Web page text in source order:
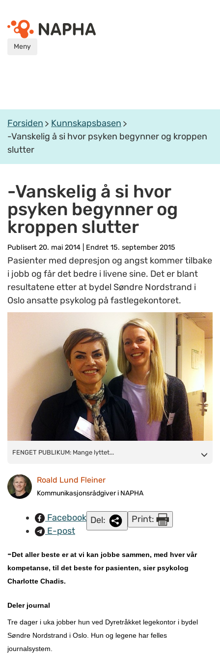
Meny
Forsiden
Kunnskapsbasen
-Vanskelig å si hvor psyken begynner og kroppen
slutter
-Vanskelig å si hvor
psyken begynner og
kroppen slutter
Publisert 20. mai 2014 Endret 15. september 2015
Pasienter med depresjon og angst kommer tilbake
i jobb og får det bedre i livene sine. Det er blant
resultatene etter at bydel Søndre Nordstrand i
Oslo ansatte psykolog på fastlegekontoret.
FENGET PUBLIKUM: Mange lyttet interessert da Charlotte
Nordstrand i Oslo besøkte en samling for kommunepsykologer
i Oslo sist uke, arrangert av NAPHA. FOTO: Kristin
FENGET PUBLIKUM: Mange lyttet...
Roald Lund Fleiner
Kommunikasjonsrådgiver i NAPHA
Facebook
E-post
Del: Print:
-Det aller beste er at vi kan jobbe sammen, med hver vår
kompetanse, til det beste for pasienten, sier psykolog
Charlotte Chadis.
Deler journal
Tre dager i uka jobber hun ved Dyretråkket legekontor i bydel
Søndre Nordstrand i Oslo. Hun og legene har felles
journalsystem.